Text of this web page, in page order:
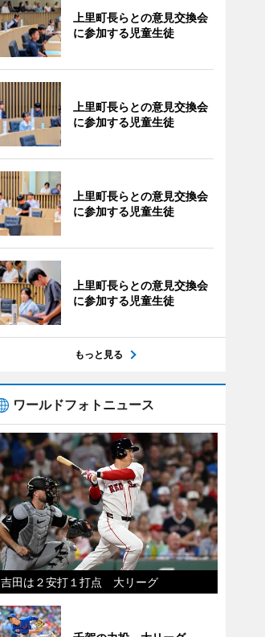
上里町長らとの意見交換会
に参加する児童生徒
上里町長らとの意見交換会
に参加する児童生徒
上里町長らとの意見交換会
に参加する児童生徒
上里町長らとの意見交換会
に参加する児童生徒
もっと見る
ワールドフォトニュース
吉田は２安打１打点 大リーグ